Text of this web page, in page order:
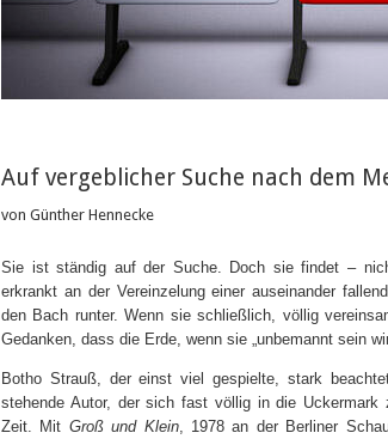
Auf vergeblicher Suche nach dem
von Günther Hennecke
Sie ist ständig auf der Suche. Doch sie findet –
erkrankt an der Vereinzelung einer auseinander
den Bach runter. Wenn sie schließlich, völlig
Gedanken, dass die Erde, wenn sie „unbemannt sein
Botho Strauß, der einst viel gespielte, stark
stehende Autor, der sich fast völlig in die
Zeit. Mit Groß und Klein, 1978 an der Berliner